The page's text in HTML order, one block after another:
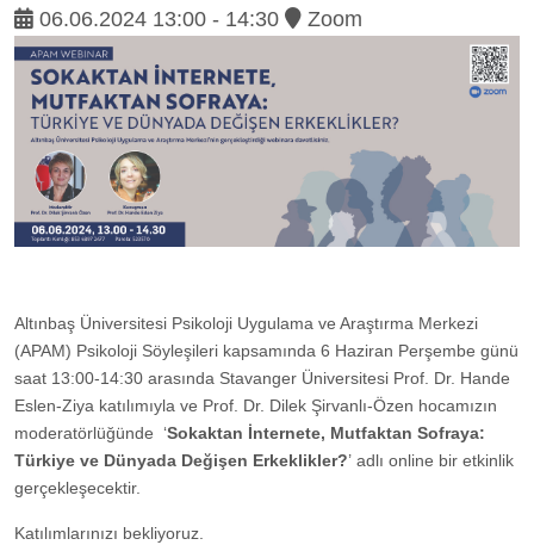
06.06.2024 13:00 - 14:30 Zoom
Altınbaş Üniversitesi Psikoloji Uygulama ve Araştırma Merkezi
(APAM) Psikoloji Söyleşileri kapsamında 6 Haziran Perşembe günü
saat 13:00-14:30 arasında Stavanger Üniversitesi Prof. Dr. Hande
Eslen-Ziya katılımıyla ve Prof. Dr. Dilek Şirvanlı-Özen hocamızın
moderatörlüğünde ‘Sokaktan İnternete, Mutfaktan Sofraya:
Türkiye ve Dünyada Değişen Erkeklikler?’ adlı online bir etkinlik
gerçekleşecektir.
Katılımlarınızı bekliyoruz.